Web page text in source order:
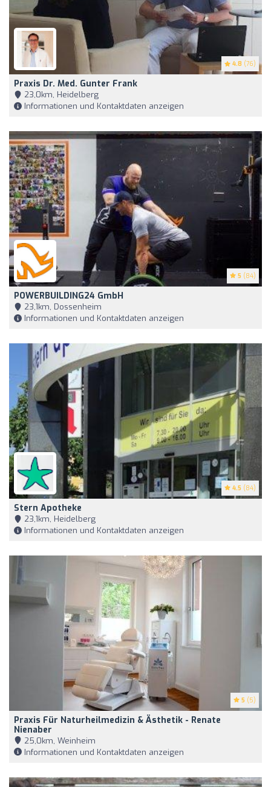
4.8 (76)
Praxis Dr. Med. Gunter Frank
23,0km, Heidelberg
Informationen und Kontaktdaten anzeigen
5 (84)
POWERBUILDING24 GmbH
23,1km, Dossenheim
Informationen und Kontaktdaten anzeigen
4.5 (84)
Stern Apotheke
23,1km, Heidelberg
Informationen und Kontaktdaten anzeigen
5 (5)
Praxis Für Naturheilmedizin & Ästhetik - Renate
Nienaber
25,0km, Weinheim
Informationen und Kontaktdaten anzeigen